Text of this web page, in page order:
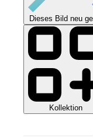
Dieses Bild neu
Kollektion